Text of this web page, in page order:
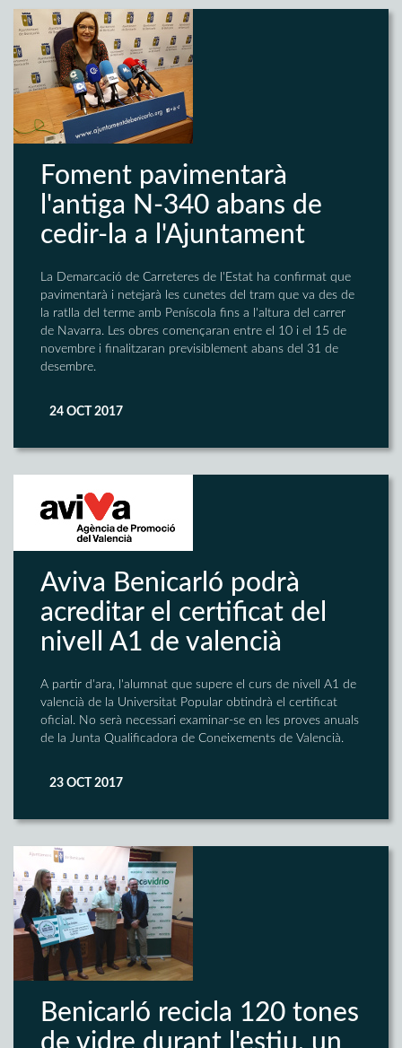
Foment pavimentarà
l'antiga N-340 abans de
cedir-la a l'Ajuntament
La Demarcació de Carreteres de l'Estat ha confirmat que
pavimentarà i netejarà les cunetes del tram que va des de
la ratlla del terme amb Peníscola fins a l'altura del carrer
de Navarra. Les obres començaran entre el 10 i el 15 de
novembre i finalitzaran previsiblement abans del 31 de
desembre.
24 OCT 2017
Aviva Benicarló podrà
acreditar el certificat del
nivell A1 de valencià
A partir d'ara, l'alumnat que supere el curs de nivell A1 de
valencià de la Universitat Popular obtindrà el certificat
oficial. No serà necessari examinar-se en les proves anuals
de la Junta Qualificadora de Coneixements de Valencià.
23 OCT 2017
Benicarló recicla 120 tones
de vidre durant l'estiu, un